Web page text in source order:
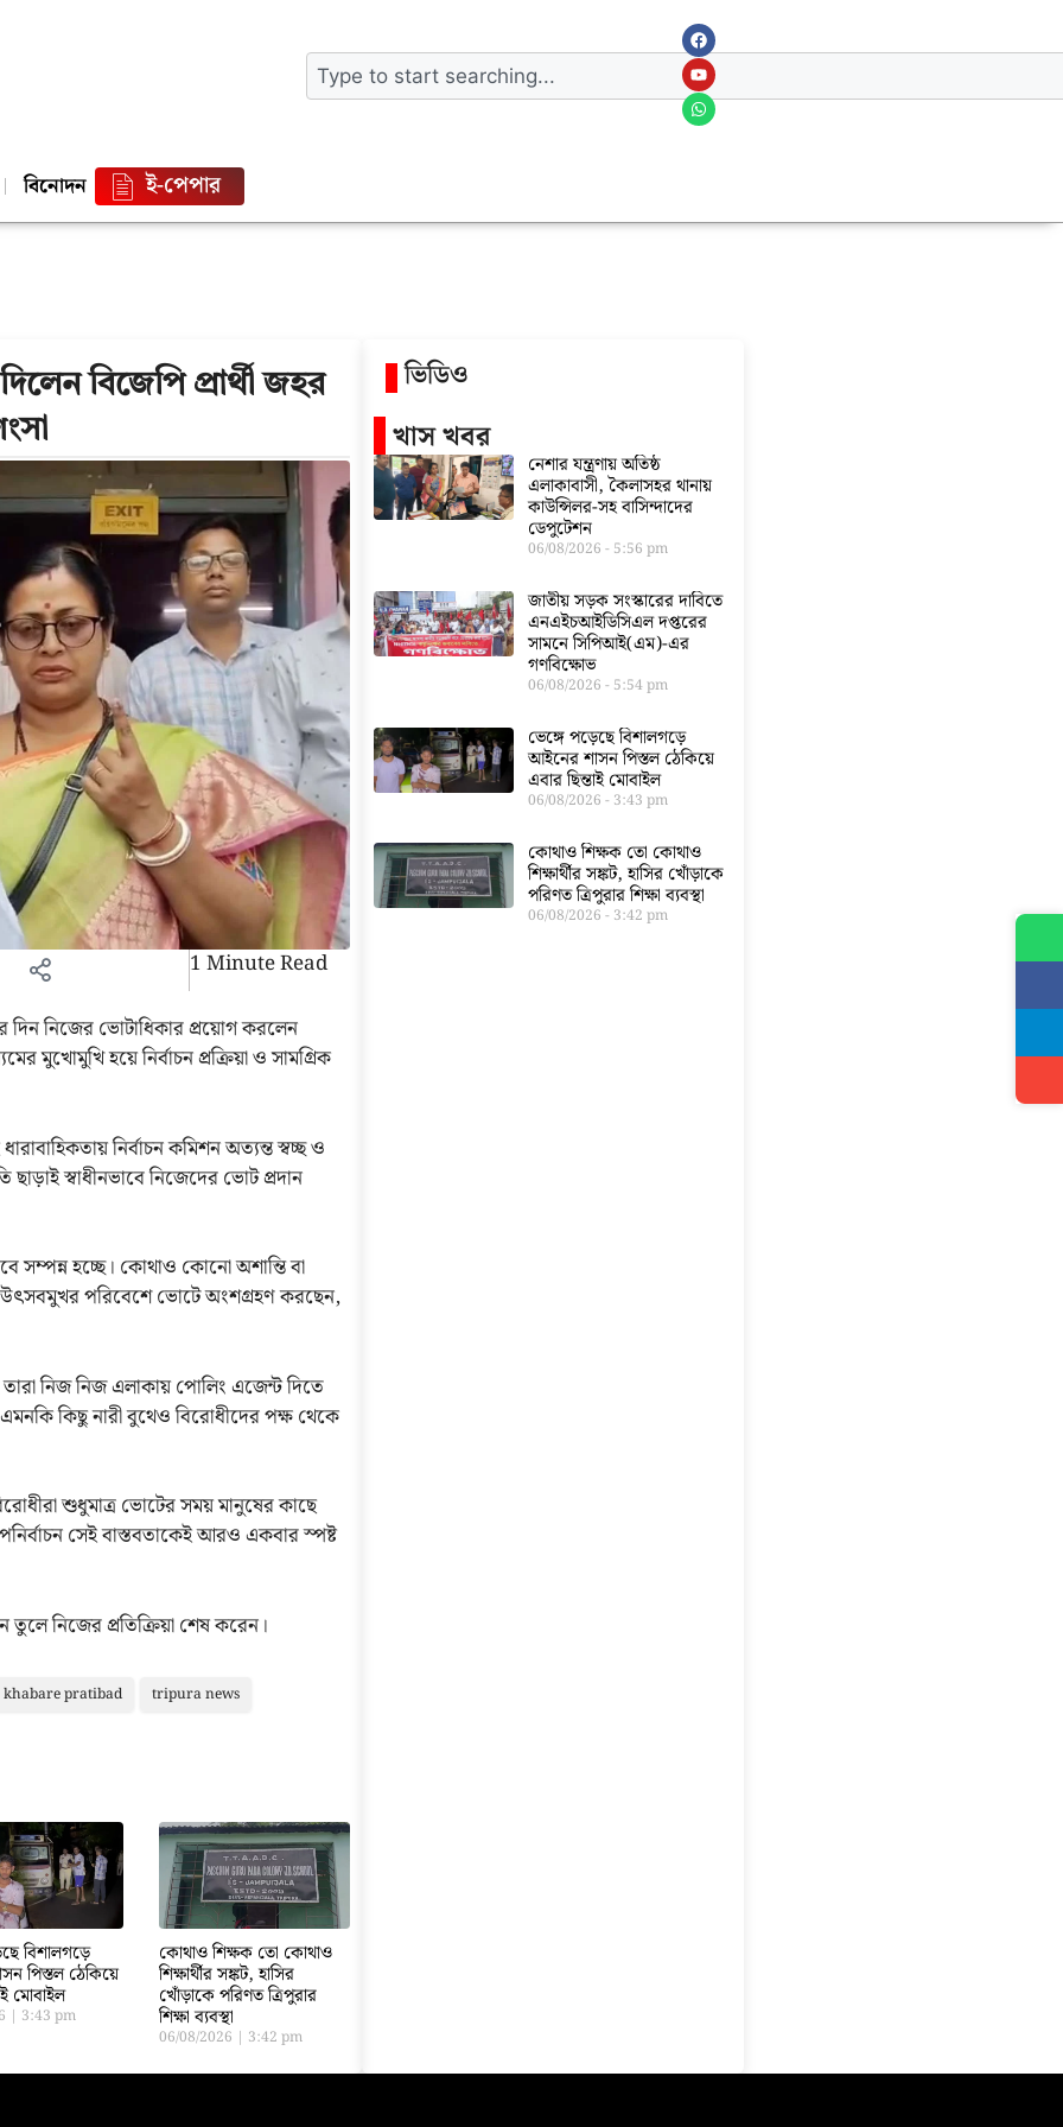
বিনোদন ই-পেপার
বিজেপি প্রার্থী জহর
1 Minute Read
নিজের ভোটাধিকার প্রয়োগ করলেন
মুখোমুখি হয়ে নির্বাচন প্রক্রিয়া ও সামগ্রিক
নির্বাচন কমিশন অত্যন্ত স্বচ্ছ ও
স্বাধীনভাবে নিজেদের ভোট প্রদান
সম্পন্ন হচ্ছে। কোথাও কোনো অশান্তি বা
উৎসবমুখর পরিবেশে ভোটে অংশগ্রহণ করছেন,
নিজ নিজ এলাকায় পোলিং এজেন্ট দিতে
কিছু নারী বুথেও বিরোধীদের পক্ষ থেকে
শুধুমাত্র ভোটের সময় মানুষের কাছে
সেই বাস্তবতাকেই আরও একবার স্পষ্ট
নিজের প্রতিক্রিয়া শেষ করেন।
khabare pratibad tripura news
বিশালগড়ে
পিস্তল ঠেকিয়ে
মোবাইল
3:43 pm
কোথাও শিক্ষক তো কোথাও
শিক্ষার্থীর সঙ্কট, হাসির
খোঁড়াকে পরিণত ত্রিপুরার
শিক্ষা ব্যবস্থা
06/08/2026 3:42 pm
ভিডিও
খাস খবর
নেশার যন্ত্রণায় অতিষ্ঠ
এলাকাবাসী, কৈলাসহর থানায়
কাউন্সিলর-সহ বাসিন্দাদের
ডেপুটেশন
06/08/2026 5:56 pm
জাতীয় সড়ক সংস্কারের দাবিতে
এনএইচআইডিসিএল দপ্তরের
সামনে সিপিআই(এম)-এর
গণবিক্ষোভ
06/08/2026 5:54 pm
ভেঙ্গে পড়েছে বিশালগড়ে
আইনের শাসন পিস্তল ঠেকিয়ে
এবার ছিন্তাই মোবাইল
06/08/2026 3:43 pm
কোথাও শিক্ষক তো কোথাও
শিক্ষার্থীর সঙ্কট, হাসির খোঁড়াকে
পরিণত ত্রিপুরার শিক্ষা ব্যবস্থা
06/08/2026 3:42 pm